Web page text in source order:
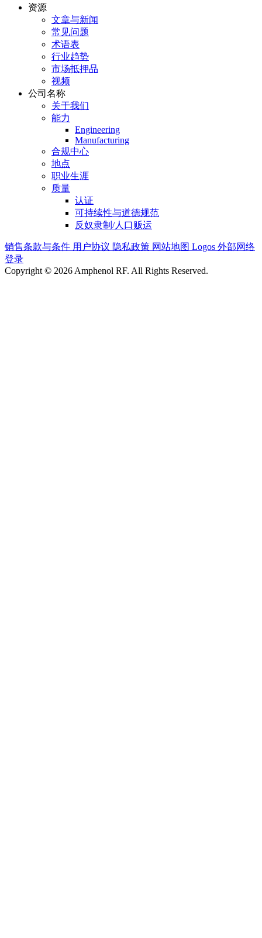
资源
文章与新闻
常见问题
术语表
行业趋势
市场抵押品
视频
公司名称
关于我们
能力
Engineering
Manufacturing
合规中心
地点
职业生涯
质量
认证
可持续性与道德规范
反奴隶制/人口贩运
销售条款与条件 用户协议 隐私政策 网站地图 Logos 外部网络
登录
Copyright © 2026 Amphenol RF. All Rights Reserved.